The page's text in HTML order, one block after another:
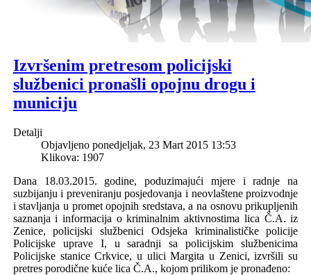
Izvršenim pretresom policijski
službenici pronašli opojnu drogu i
municiju
Detalji
Objavljeno ponedjeljak, 23 Mart 2015 13:53
Klikova: 1907
Dana 18.03.2015. godine, poduzimajući mjere i radnje na
suzbijanju i preveniranju posjedovanja i neovlaštene proizvodnje
i stavljanja u promet opojnih sredstava, a na osnovu prikupljenih
saznanja i informacija o kriminalnim aktivnostima lica Č.A. iz
Zenice, policijski službenici Odsjeka kriminalističke policije
Policijske uprave I, u saradnji sa policijskim službenicima
Policijske stanice Crkvice, u ulici Margita u Zenici, izvršili su
pretres porodične kuće lica Č.A., kojom prilikom je pronađeno: